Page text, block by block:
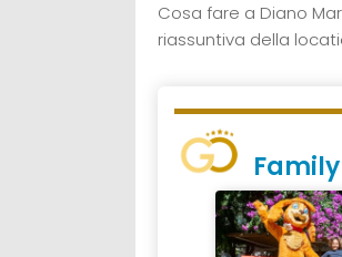
Cosa fare a Diano
riassuntiva della